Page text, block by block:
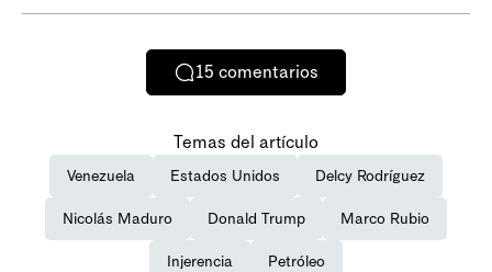
15 comentarios
Temas del artículo
Venezuela Estados Unidos Delcy Rodríguez
Nicolás Maduro Donald Trump Marco Rubio
Injerencia Petróleo